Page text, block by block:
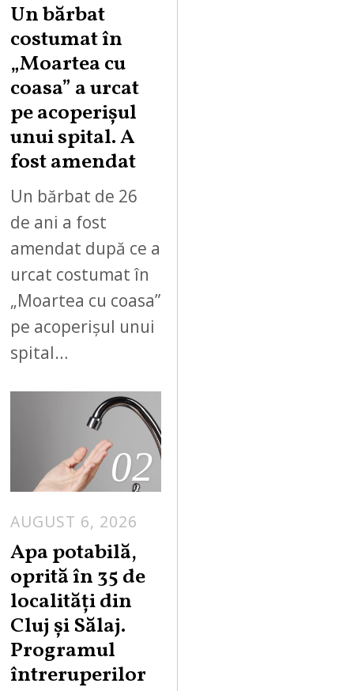
Un bărbat
costumat în
„Moartea cu
coasa” a urcat
pe acoperișul
unui spital. A
fost amendat
Un bărbat de 26
de ani a fost
amendat după ce a
urcat costumat în
„Moartea cu coasa”
pe acoperișul unui
spital…
02
AUGUST 6, 2026
Apa potabilă,
oprită în 35 de
localități din
Cluj și Sălaj.
Programul
întreruperilor